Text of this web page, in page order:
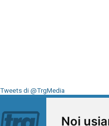
Noi
Tweets di @TrgMedia